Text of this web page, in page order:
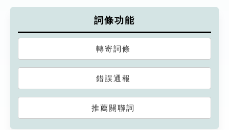
詞條功能
轉寄詞條
錯誤通報
推薦關聯詞